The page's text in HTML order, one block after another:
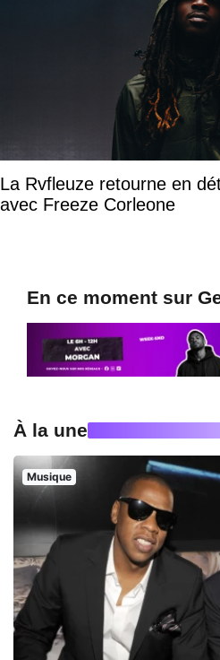
La Rvfleuze retourne en
avec Freeze Corleone
En ce moment sur
À la une
Musique